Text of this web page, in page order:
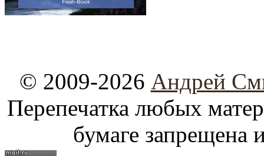
© 2009-2026 Андрей
Перепечатка любых
бумаге запрещена